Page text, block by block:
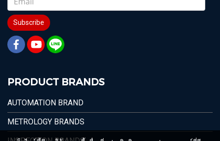
Subscribe
PRODUCT BRANDS
AUTOMATION BRAND
METROLOGY BRANDS